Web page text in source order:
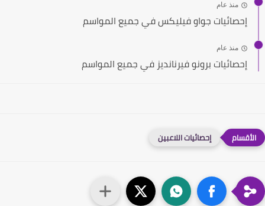
منذ عام
إحصائيات جواو فيليكس في جميع المواسم
منذ عام
إحصائيات برونو فيرنانديز في جميع المواسم
إحصائيات اللاعبين